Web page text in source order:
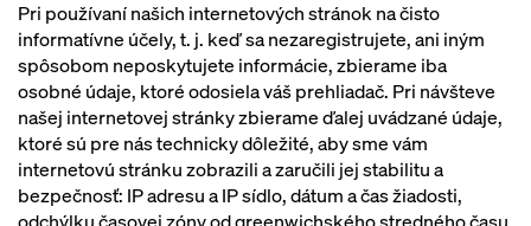
Pri používaní našich internetových stránok na čisto
informatívne účely, t. j. keď sa nezaregistrujete, ani iným
spôsobom neposkytujete informácie, zbierame iba
osobné údaje, ktoré odosiela váš prehliadač. Pri návšteve
našej internetovej stránky zbierame ďalej uvádzané údaje,
ktoré sú pre nás technicky dôležité, aby sme vám
internetovú stránku zobrazili a zaručili jej stabilitu a
bezpečnosť: IP adresu a IP sídlo, dátum a čas žiadosti,